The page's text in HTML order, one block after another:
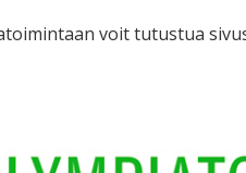
voit tutustua